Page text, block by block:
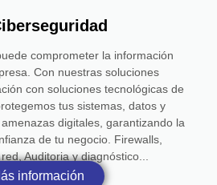
comprometer la información
Con nuestras soluciones
con soluciones tecnológicas de
tus sistemas, datos y
digitales, garantizando la
de tu negocio. Firewalls,
Auditoria y diagnóstico...
información